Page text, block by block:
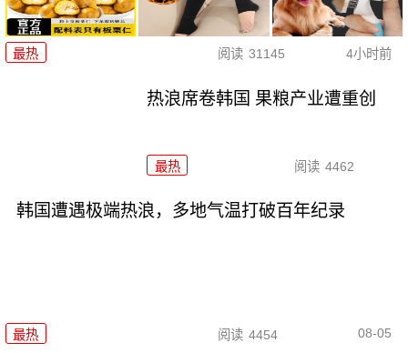
最热 阅读 31145 4小时前
热浪席卷韩国 果粮产业遭重创
最热 阅读 4462
韩国遭遇极端热浪，多地气温打破百年纪录
最热 阅读 4454 08-05